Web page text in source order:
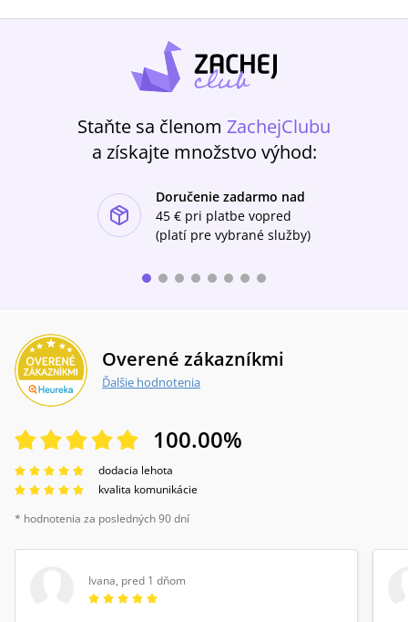
Staňte sa členom ZachejClubu
a získajte množstvo výhod:
Doručenie zadarmo nad
45 € pri platbe vopred
(platí pre vybrané služby)
Overené zákazníkmi
Ďalšie hodnotenia
100.00%
dodacia lehota
kvalita komunikácie
* hodnotenia za posledných 90 dní
Ivana, pred 1 dňom